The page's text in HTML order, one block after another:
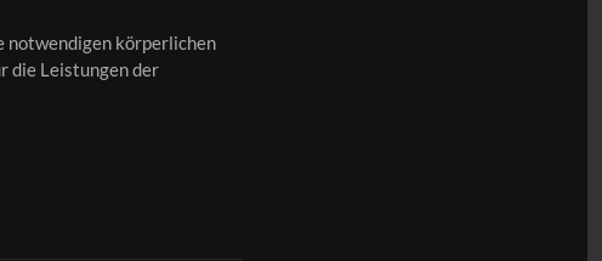
notwendigen körperlichen
die Leistungen der